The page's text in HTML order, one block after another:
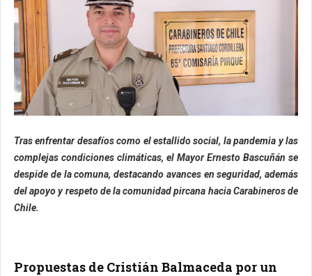
Tras enfrentar desafíos como el estallido social, la pandemia y las
complejas condiciones climáticas, el Mayor Ernesto Bascuñán se
despide de la comuna, destacando avances en seguridad, además
del apoyo y respeto de la comunidad pircana hacia Carabineros de
Chile.
Propuestas de Cristián Balmaceda por un